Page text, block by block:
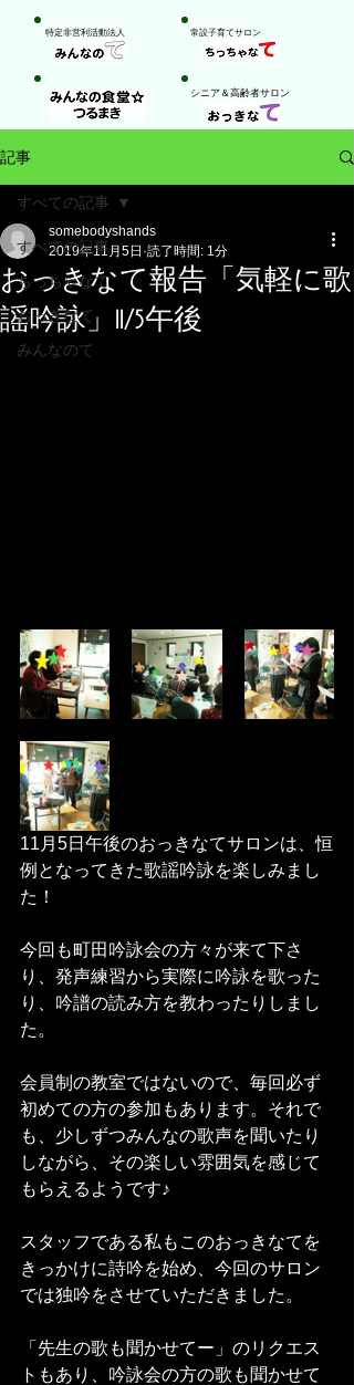
特定非営利活動法人 ​常設子育てサロン
​シニア＆高齢者サロン
記事
すべての記事
ちっちゃなて
おっきなて
みんなのて
すべての記事
おっきなて報告「気軽に歌
謡吟詠」11/5午後
somebodyshands
2019年11月5日 読了時間: 1分
11月5日午後のおっきなてサロンは、恒
例となってきた歌謡吟詠を楽しみまし
た！
今回も町田吟詠会の方々が来て下さ
り、発声練習から実際に吟詠を歌った
り、吟譜の読み方を教わったりしまし
た。
会員制の教室ではないので、毎回必ず
初めての方の参加もあります。それで
も、少しずつみんなの歌声を聞いたり
しながら、その楽しい雰囲気を感じて
もらえるようです♪
スタッフである私もこのおっきなてを
きっかけに詩吟を始め、今回のサロン
では独吟をさせていただきました。
「先生の歌も聞かせてー」のリクエス
トもあり、吟詠会の方の歌も聞かせて